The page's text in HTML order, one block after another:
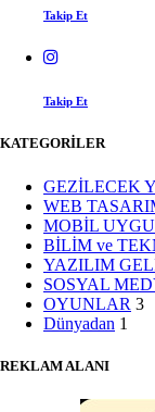
Takip Et
Takip Et
KATEGORİLER
GEZİLECEK
WEB
MOBİL
BİLİM ve
YAZILIM
SOSYAL
OYUNLAR 3
Dünyadan 1
REKLAM ALANI